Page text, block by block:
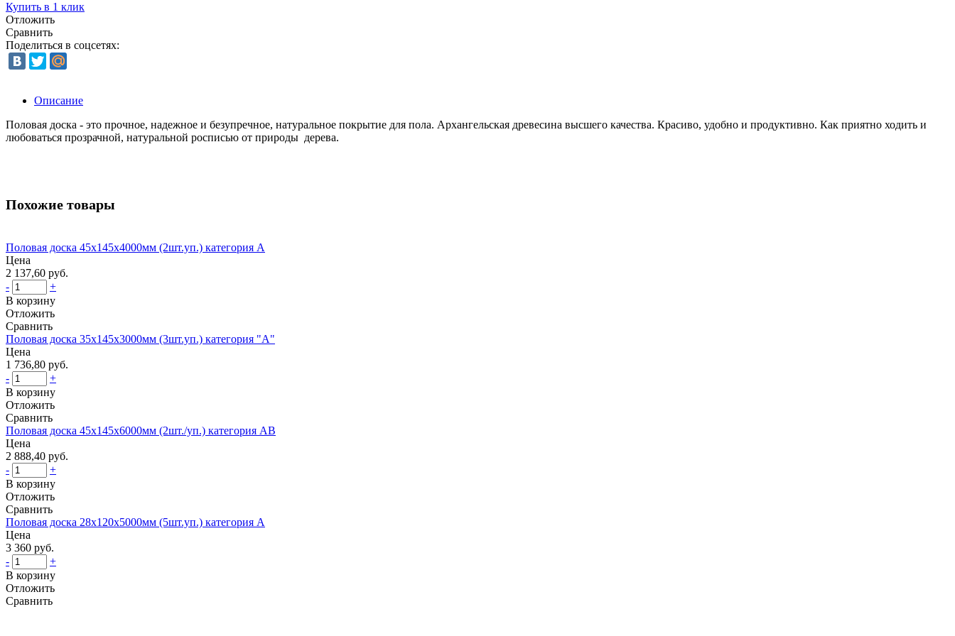
Купить в 1 клик
Отложить
Сравнить
Поделиться в соцсетях:
Описание
Половая доска - это прочное, надежное и безупречное, натуральное покрытие для пола. Архангельская древесина высшего качества. Красиво, удобно и продуктивно. Как приятно ходить и
любоваться прозрачной, натуральной росписью от природы дерева.
Похожие товары
Половая доска 45х145х4000мм (2шт.уп.) категория А
Цена
2 137,60 руб.
-
+
В корзину
Отложить
Сравнить
Половая доска 35х145х3000мм (3шт.уп.) категория "А"
Цена
1 736,80 руб.
-
+
В корзину
Отложить
Сравнить
Половая доска 45х145х6000мм (2шт./уп.) категория AВ
Цена
2 888,40 руб.
-
+
В корзину
Отложить
Сравнить
Половая доска 28х120х5000мм (5шт.уп.) категория А
Цена
3 360 руб.
-
+
В корзину
Отложить
Сравнить